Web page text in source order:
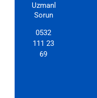
Uzmanlarımıza
Sorun
0532
111 23
69